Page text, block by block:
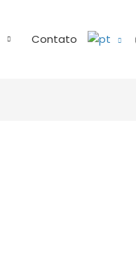
Contato